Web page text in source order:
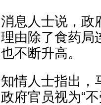
消息人士说，政
理由除了食药局
也不断升高。
知情人士指出，
政府官员视为“